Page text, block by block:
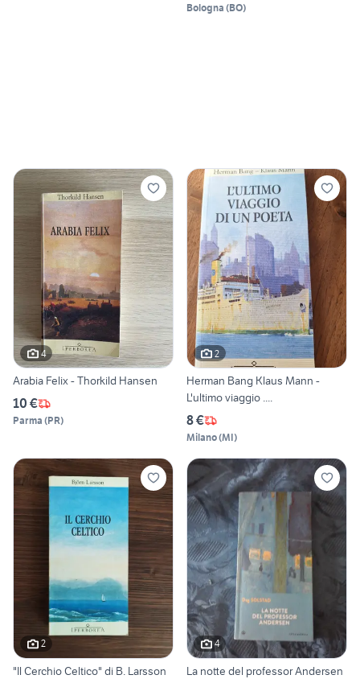
Bologna (BO)
4
Arabia Felix - Thorkild Hansen
10 €
Parma (PR)
2
Herman Bang Klaus Mann -
L'ultimo viaggio ....
8 €
Milano(MI)
2
"Il Cerchio Celtico" di B. Larsson
4
La notte del professor Andersen